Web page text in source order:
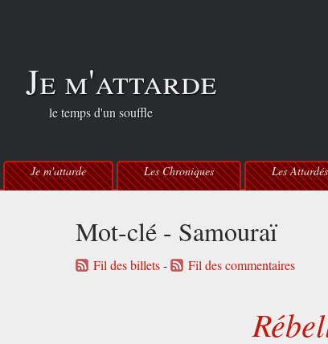
Je m'attarde
le temps d'un souffle
Je m'attarde Les Chroniques Les Attardés
Mot-clé - Samouraï
Fil des billets- Fil des commentaires